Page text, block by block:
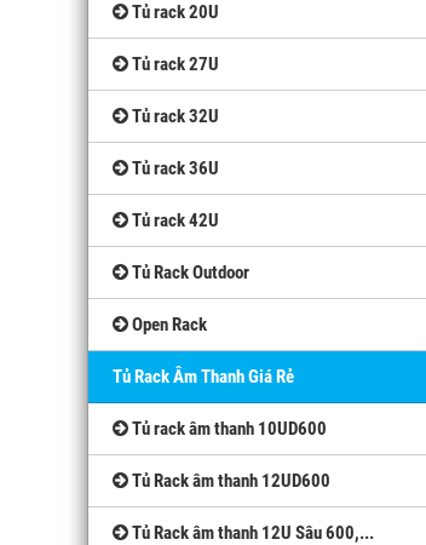
Tủ rack 20U
Tủ rack 27U
Tủ rack 32U
Tủ rack 36U
Tủ rack 42U
Tủ Rack Outdoor
Open Rack
Tủ Rack Âm Thanh Giá Rẻ
Tủ rack âm thanh 10UD600
Tủ Rack âm thanh 12UD600
Tủ Rack âm thanh 12U Sâu 600,...